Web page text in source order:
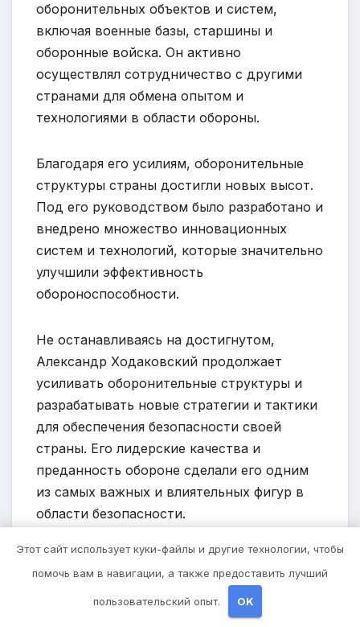
оборонительных объектов и систем,
включая военные базы, старшины и
оборонные войска. Он активно
осуществлял сотрудничество с другими
странами для обмена опытом и
технологиями в области обороны.
Благодаря его усилиям, оборонительные
структуры страны достигли новых высот.
Под его руководством было разработано и
внедрено множество инновационных
систем и технологий, которые значительно
улучшили эффективность
обороноспособности.
Не останавливаясь на достигнутом,
Александр Ходаковский продолжает
усиливать оборонительные структуры и
разрабатывать новые стратегии и тактики
для обеспечения безопасности своей
страны. Его лидерские качества и
преданность обороне сделали его одним
из самых важных и влиятельных фигур в
области безопасности.
В результате его усилий, оборонительные
структуры страны имеют солидный
фундамент, способный эффективно
Этот сайт использует куки-файлы и другие технологии, чтобы
помочь вам в навигации, а также предоставить лучший
пользовательский опыт. OK